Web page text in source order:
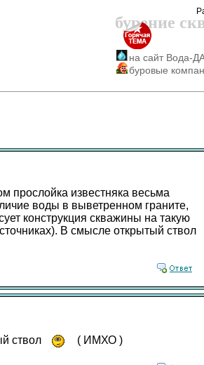
бурение
на сайт Вода-
буровые
прослойка известняка весьма
воды в выветренном граните,
конструкция скважины на такую
В смысле открытый ствол
ствол ( ИМХО )